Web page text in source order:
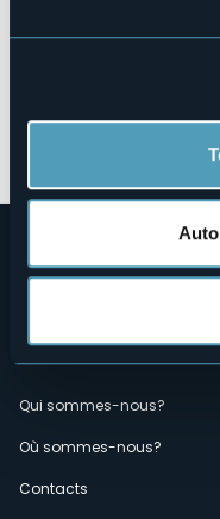
Ouvrir la carte
Menù
Qui sommes-nous?
Où sommes-nous?
Contacts